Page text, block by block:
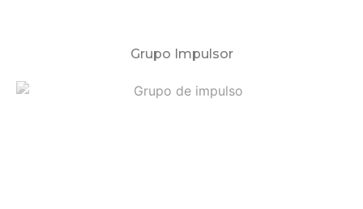
Grupo Impulsor